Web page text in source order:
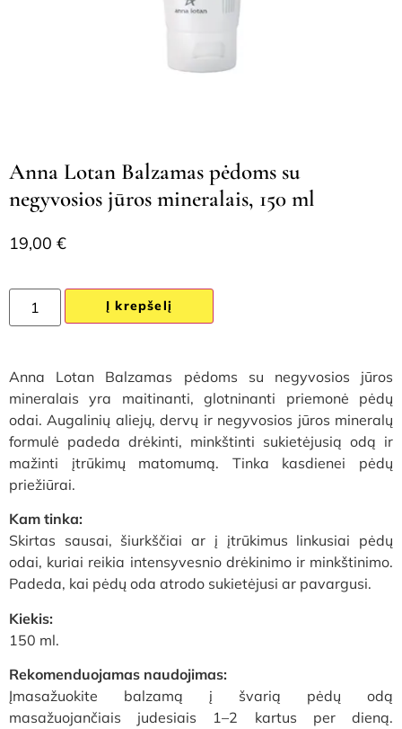
Anna Lotan Balzamas pėdoms su
negyvosios jūros mineralais, 150 ml
19,00 €
Į krepšelį
Anna Lotan Balzamas pėdoms su negyvosios jūros
mineralais yra maitinanti, glotninanti priemonė pėdų
odai. Augalinių aliejų, dervų ir negyvosios jūros mineralų
formulė padeda drėkinti, minkštinti sukietėjusią odą ir
mažinti įtrūkimų matomumą. Tinka kasdienei pėdų
priežiūrai.
Kam tinka:
Skirtas sausai, šiurkščiai ar į įtrūkimus linkusiai pėdų
odai, kuriai reikia intensyvesnio drėkinimo ir minkštinimo.
Padeda, kai pėdų oda atrodo sukietėjusi ar pavargusi.
Kiekis:
150 ml.
Rekomenduojamas naudojimas:
Įmasažuokite balzamą į švarią pėdų odą
masažuojančiais judesiais 1–2 kartus per dieną.